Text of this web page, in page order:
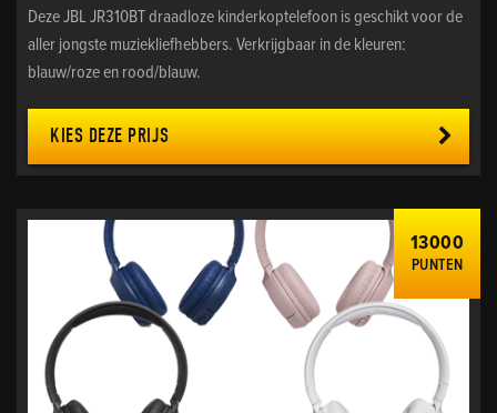
Deze JBL JR310BT draadloze kinderkoptelefoon is geschikt voor de
aller jongste muziekliefhebbers. Verkrijgbaar in de kleuren:
blauw/roze en rood/blauw.
KIES DEZE PRIJS
13000
PUNTEN